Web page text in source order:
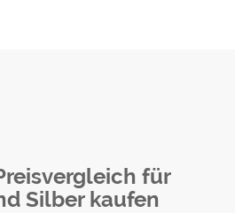
für
Silber kaufen